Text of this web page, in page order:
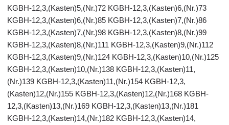
KGBH-12,3,(Kasten)5,(Nr.)72 KGBH-12,3,(Kasten)6,(Nr.)73
KGBH-12,3,(Kasten)6,(Nr.)85 KGBH-12,3,(Kasten)7,(Nr.)86
KGBH-12,3,(Kasten)7,(Nr.)98 KGBH-12,3,(Kasten)8,(Nr.)99
KGBH-12,3,(Kasten)8,(Nr.)111 KGBH-12,3,(Kasten)9,(Nr.)112
KGBH-12,3,(Kasten)9,(Nr.)124 KGBH-12,3,(Kasten)10,(Nr.)125
KGBH-12,3,(Kasten)10,(Nr.)138 KGBH-12,3,(Kasten)11,
(Nr.)139 KGBH-12,3,(Kasten)11,(Nr.)154 KGBH-12,3,
(Kasten)12,(Nr.)155 KGBH-12,3,(Kasten)12,(Nr.)168 KGBH-
12,3,(Kasten)13,(Nr.)169 KGBH-12,3,(Kasten)13,(Nr.)181
KGBH-12,3,(Kasten)14,(Nr.)182 KGBH-12,3,(Kasten)14,